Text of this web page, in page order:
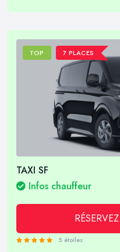
TOP 7 PLACES
TAXI SF
Infos chauffeur
5 étoiles